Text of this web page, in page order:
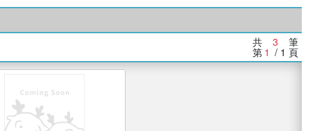
共 3 筆
第 1 / 1 頁